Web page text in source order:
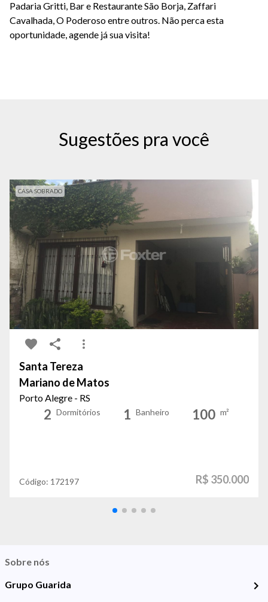
Padaria Gritti, Bar e Restaurante São Borja, Zaffari
Cavalhada, O Poderoso entre outros. Não perca esta
oportunidade, agende já sua visita!
Sugestões pra você
CASA SOBRADO
Santa Tereza
Mariano de Matos
Porto Alegre - RS
2 Dormitórios 1 Banheiro 100 m²
Código: 172197 R$ 350.000
Sobre nós
Grupo Guarida